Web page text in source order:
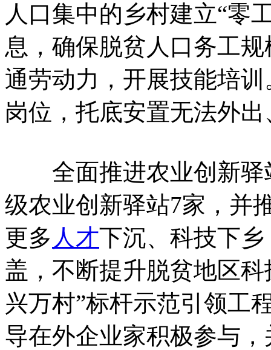
人口集中的乡村建立“零
息，确保脱贫人口务工
通劳动力，开展技能培
岗位，托底安置无法外
全面推进农业创新驿
级农业创新驿站7家，并
更多 人才下沉、科技下
盖，不断提升脱贫地区
兴万村”标杆示范引领工
导在外企业家积极参与